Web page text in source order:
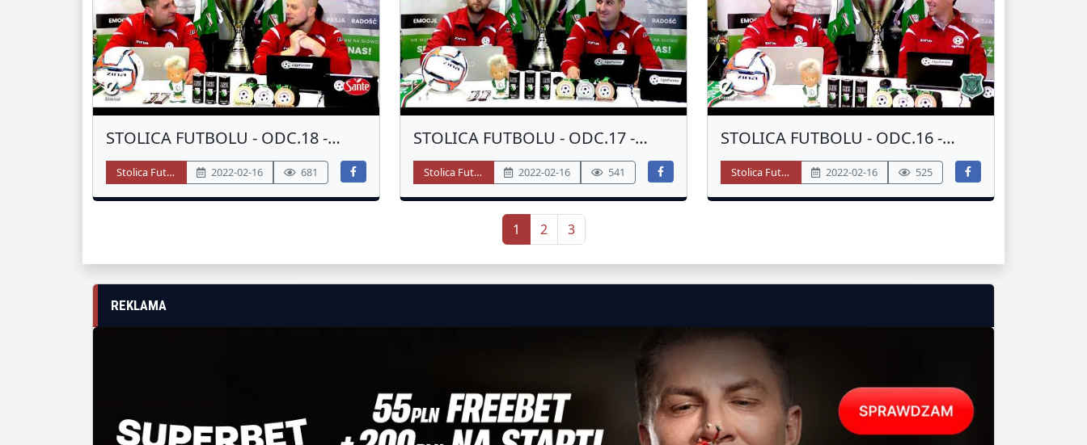
STOLICA FUTBOLU - ODC.18 -
PODSUMOWANIE 5 LIGA - JESIEŃ
2021
Stolica Futbolu 2022-02-16 681
STOLICA FUTBOLU - ODC.17 -
PODSUMOWANIE 6 LIGA - JESIEŃ
2021
Stolica Futbolu 2022-02-16 541
STOLICA FUTBOLU - ODC.16 -
PODSUMOWANIE 7 LIGA - JESIEŃ
2021
Stolica Futbolu 2022-02-16 525
1 2 3
REKLAMA